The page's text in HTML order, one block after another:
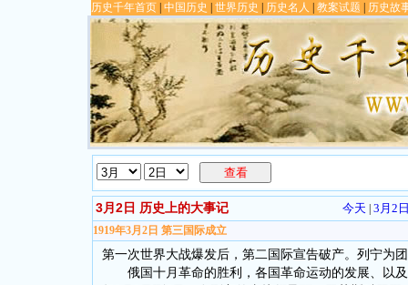
历史千年首页 中国历史 世界历史 历史名人 教案试题 历史故
查看
3月2日 历史上的大事记 今天 3月2
1919年3月2日 第三国际成立
第一次世界大战爆发后，第二国际宣告破产。列宁为
俄国十月革命的胜利，各国革命运动的发展、以及